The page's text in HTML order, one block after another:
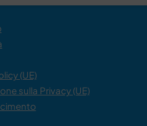
(UE)
sulla Privacy (UE)